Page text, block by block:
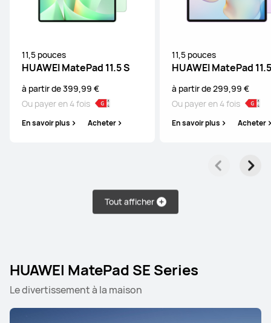
11,5 pouces
HUAWEI MatePad 11.5 S
à partir de 399,99 €
Ou payer en 4 fois
En savoir plus Acheter
11,5 pouces
HUAWEI MatePad 11.5
à partir de 299,99 €
Ou payer en 4 fois
En savoir plus Acheter
Tout afficher
HUAWEI MatePad SE Series
Le divertissement à la maison